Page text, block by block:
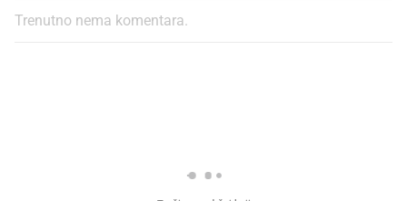
Trenutno nema komentara.